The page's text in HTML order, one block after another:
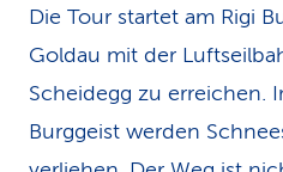
Die Tour startet am Rigi
Goldau mit der
Scheidegg zu erreichen.
Burggeist werden